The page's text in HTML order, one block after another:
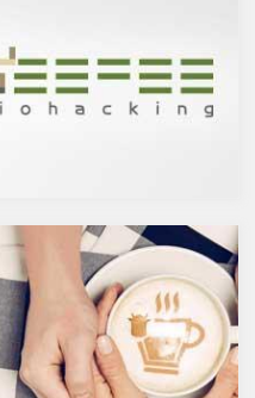
ない植物化合物であるケルセチ
ンは、ブドウやリンゴなどの果
物や、ブロッコリやトマト、タ
マネギなどの野菜、お蕎麦にも
免疫力を向上させる亜鉛の吸収
を助けるケルセチン
免疫力を保つことは、コロナウ
イルスの対策に限らず風邪やイ
ンフルエンザなど、さまざまな
疾患に対して人の体に有益な効
果を与えます。その免疫システ
ムを維持するのに重要な働きを